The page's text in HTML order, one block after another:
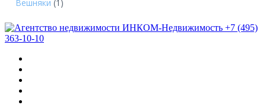
Вешняки (1)
+7 (495)
363-10-10